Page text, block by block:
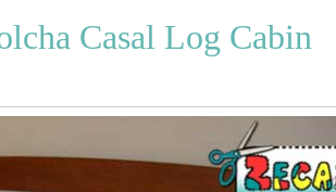
Casal Log Cabin